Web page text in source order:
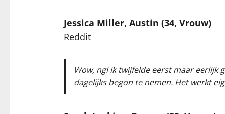
Jessica Miller, Austin (34, Vrouw)
Reddit
Wow, ngl ik twijfelde eerst maar
dagelijks begon te nemen. Het werkt